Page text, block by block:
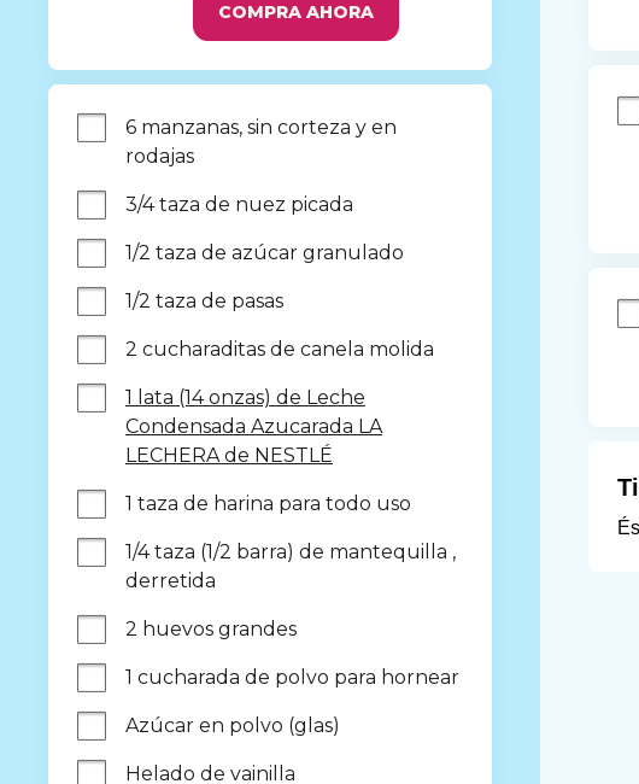
COMPRA AHORA
6 manzanas, sin corteza y en
rodajas
3/4 taza de nuez picada
1/2 taza de azúcar granulado
1/2 taza de pasas
2 cucharaditas de canela molida
1 lata (14 onzas) de Leche
Condensada Azucarada LA
LECHERA de NESTLÉ
1 taza de harina para todo uso
1/4 taza (1/2 barra) de mantequilla ,
derretida
2 huevos grandes
1 cucharada de polvo para hornear
Azúcar en polvo (glas)
Helado de vainilla